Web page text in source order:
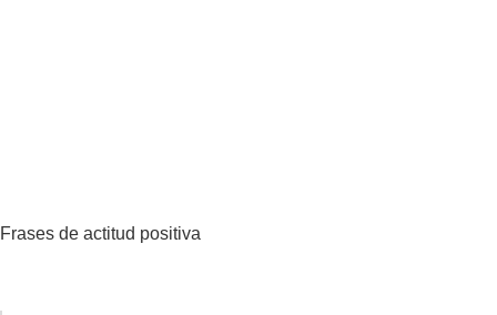
Frases de actitud positiva